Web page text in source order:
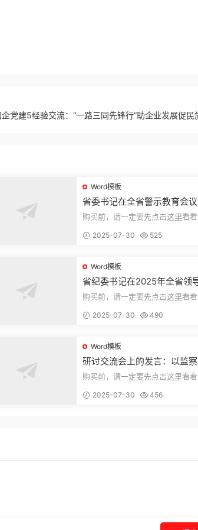
企党建5经验交流：“一路三同先锋行”助企业发展促民
Word模板
省委书记在全省警示教育会
的讲话.1
购买前，请一定要先点击这里看看
束，本文...
2025-07-30 525
Word模板
省纪委书记在2025年全省领
部警示教育会上的讲话.1
购买前，请一定要先点击这里看看
束，本文...
2025-07-30 490
Word模板
研讨交流会上的发言：以监
实施条例为纲推动巡察工作高
购买前，请一定要先点击这里看看
束，本文...
2025-07-30 456